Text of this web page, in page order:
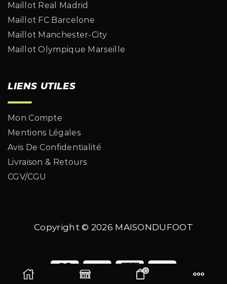
Maillot Real Madrid
Maillot FC Barcelone
Maillot Manchester-City
Maillot Olympique Marseille
LIENS UTILES
Mon Compte
Mentions Légales
Avis De Confidentialité
Livraison & Retours
CGV/CGU
Copyright © 2026 MAISONDUFOOT
0